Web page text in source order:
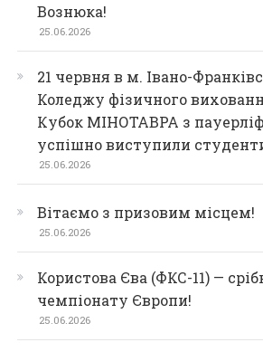
Вознюка!
25.06.2026
21 червня в м. Івано-
Коледжу фізичного
Кубок МІНОТАВРА з
успішно виступили
25.06.2026
Вітаємо з призовим місцем!
25.06.2026
Користова Єва (ФКС-11) —
чемпіонату Європи!
25.06.2026